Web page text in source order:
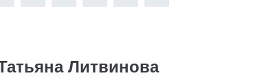
Литвинова